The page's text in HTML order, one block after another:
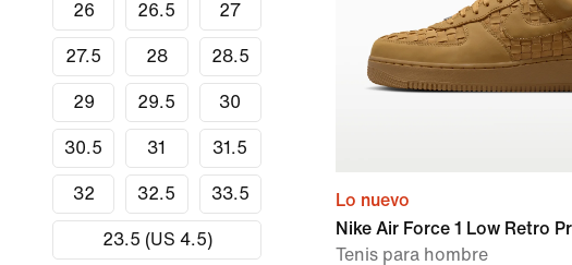
26 26.5 27
27.5 28 28.5
29 29.5 30
30.5 31 31.5
32 32.5 33.5
23.5 (US 4.5)
Lo nuevo
Nike Air Force 1 Low Retro
Tenis para hombre